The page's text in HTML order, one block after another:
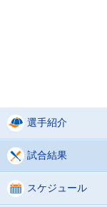
選手紹介
試合結果
スケジュール